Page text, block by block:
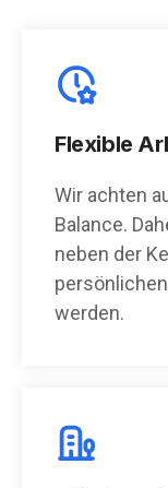
Flexible
Wir achten
Balance.
neben der
werden.